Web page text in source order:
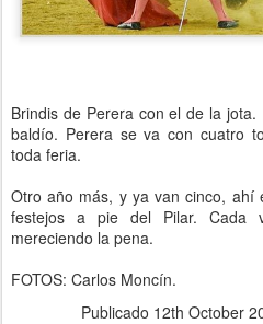
Brindis de Perera con el de la
baldío. Perera se va con cuatro
toda feria.
Otro año más, y ya van cinco, ahí
festejos a pie del Pilar. Cada
mereciendo la pena.
FOTOS: Carlos Moncín.
Publicado 12th October